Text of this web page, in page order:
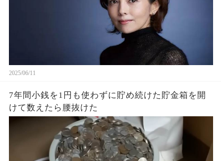
2025/06/11
7年間小銭を1円も使わずに貯め続けた貯金箱を開
けて数えたら腰抜けた